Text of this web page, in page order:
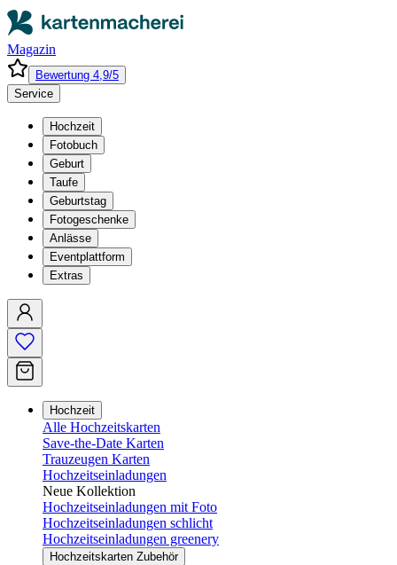
Magazin
Bewertung 4,9/5
Service
Hochzeit
Fotobuch
Geburt
Taufe
Geburtstag
Fotogeschenke
Anlässe
Eventplattform
Extras
Hochzeit
Alle Hochzeitskarten
Save-the-Date Karten
Trauzeugen Karten
Hochzeitseinladungen
Neue Kollektion
Hochzeitseinladungen mit Foto
Hochzeitseinladungen schlicht
Hochzeitseinladungen greenery
Hochzeitskarten Zubehör